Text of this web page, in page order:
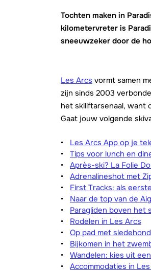
Tochten maken in
kilometervreter is
sneeuwzeker door de
Les Arcs vormt samen
zijn sinds 2003
het skiliftarsenaal, want
Gaat jouw volgende
Les Arcs App op je
Tips voor lunch en
Après-ski? La Folie
Adrenalineshot met
First Tracks: als
Naar de top van de
Paragliden boven het
Rodelen in Les Arcs
Op pad met
Bijkomen in het
Wandelen: kies uit
Accommodaties in